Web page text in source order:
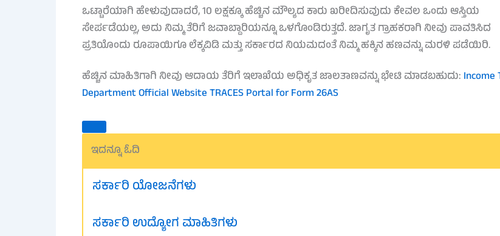
ಒಟ್ಟಾರೆಯಾಗಿ ಹೇಳುವುದಾದರೆ, 10 ಲಕ್ಷಕ್ಕೂ ಹೆಚ್ಚಿನ ಮೌಲ್ಯದ ಕಾರು ಖರೀದಿಸುವುದು ಕೇವಲ ಒಂದು ಆಸ್ತಿಯ
ಸೇರ್ಪಡೆಯಲ್ಲ, ಅದು ನಿಮ್ಮ ತೆರಿಗೆ ಜವಾಬ್ದಾರಿಯನ್ನೂ ಒಳಗೊಂಡಿರುತ್ತದೆ. ಜಾಗೃತ ಗ್ರಾಹಕರಾಗಿ ನೀವು ಪಾವತಿಸಿದ
ಪ್ರತಿಯೊಂದು ರೂಪಾಯಿಗೂ ಲೆಕ್ಕವಿಡಿ ಮತ್ತು ಸರ್ಕಾರದ ನಿಯಮದಂತೆ ನಿಮ್ಮ ಹಕ್ಕಿನ ಹಣವನ್ನು ಮರಳಿ ಪಡೆಯಿರಿ.
ಹೆಚ್ಚಿನ ಮಾಹಿತಿಗಾಗಿ ನೀವು ಆದಾಯ ತೆರಿಗೆ ಇಲಾಖೆಯ ಅಧಿಕೃತ ಜಾಲತಾಣವನ್ನು ಭೇಟಿ ಮಾಡಬಹುದು: Income
Department Official WebsiteTRACES Portal for Form 26AS
ಇದನ್ನೂ ಓದಿ
ಸರ್ಕಾರಿ ಯೋಜನೆಗಳು
ಸರ್ಕಾರಿ ಉದ್ಯೋಗ ಮಾಹಿತಿಗಳು